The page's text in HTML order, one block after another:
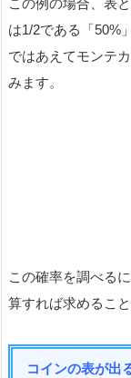
この例の場合、表
は1/2である「50%
ではあえてモンテ
みます。
この確率を調べる
算すれば求めること
コインの表が出